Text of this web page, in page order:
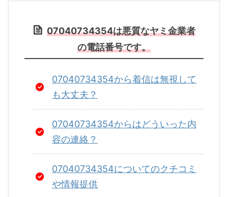
07040734354は悪質なヤミ金業者
の電話番号です。
07040734354から着信は無視して
も大丈夫？
07040734354からはどういった内
容の連絡？
07040734354についてのクチコミ
や情報提供